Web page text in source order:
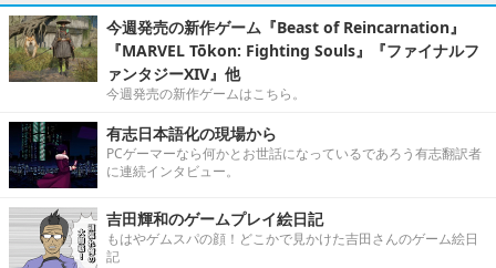
今週発売の新作ゲーム『Beast of Reincarnation』
『MARVEL Tōkon: Fighting Souls』『ファイナルフ
ァンタジーXIV』他
今週発売の新作ゲームはこちら。
有志日本語化の現場から
PCゲーマーなら何かとお世話になっているであろう有志翻訳者
に連続インタビュー。
吉田輝和のゲームプレイ絵日記
もはやゲムスパの顔！どこかで見かけた吉田さんのゲーム絵日
記